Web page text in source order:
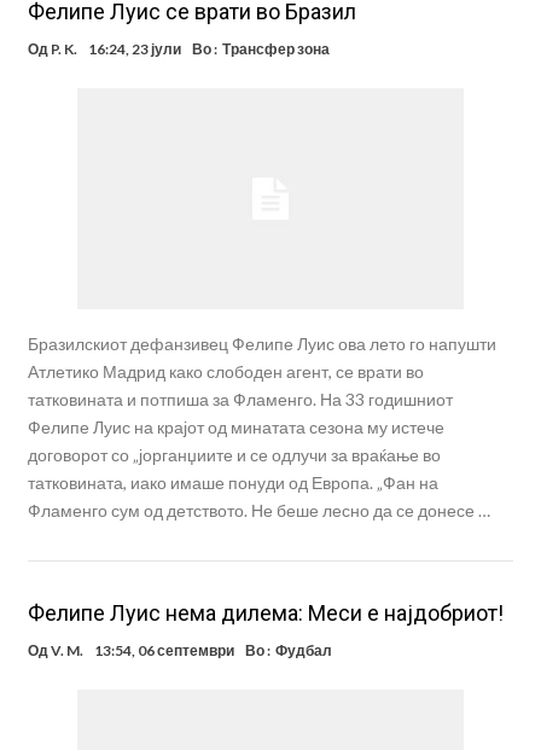
Фелипе Луис се врати во Бразил
Од P. K. 16:24, 23 јули Во : Трансфер зона
Бразилскиот дефанзивец Фелипе Луис ова лето го напушти
Атлетико Мадрид како слободен агент, се врати во
татковината и потпиша за Фламенго. На 33 годишниот
Фелипе Луис на крајот од минатата сезона му истече
договорот со „јорганџиите и се одлучи за враќање во
татковината, иако имаше понуди од Европа. „Фан на
Фламенго сум од детството. Не беше лесно да се донесе …
Фелипе Луис нема дилема: Меси е најдобриот!
ОдV. M. 13:54, 06 септември Во : Фудбал